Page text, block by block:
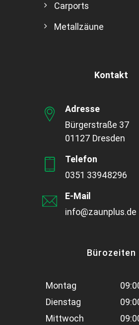
Carports
Metallzäune
Kontakt
Adresse
Bürgerstraße 37
01127 Dresden
Telefon
0351 33948296
E-Mail
info@zaunplus.de
Bürozeiten
Montag
Dienstag
Mittwoch